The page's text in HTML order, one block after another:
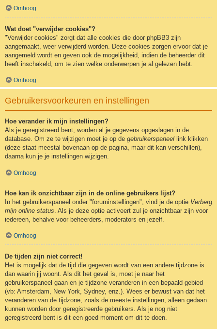
Omhoog
Wat doet "verwijder cookies"?
"Verwijder cookies" zorgt dat alle cookies die door phpBB3 zijn
aangemaakt, weer verwijderd worden. Deze cookies zorgen ervoor dat je
aangemeld wordt en geven ook de mogelijkheid, indien de beheerder dit
heeft inschakeld, om te zien welke onderwerpen je al gelezen hebt.
Omhoog
Gebruikersvoorkeuren en instellingen
Hoe verander ik mijn instellingen?
Als je geregistreerd bent, worden al je gegevens opgeslagen in de
database. Om ze te wijzigen moet je op de gebruikerspaneel link klikken
(deze staat meestal bovenaan op de pagina, maar dit kan verschillen),
daarna kun je je instellingen wijzigen.
Omhoog
Hoe kan ik onzichtbaar zijn in de online gebruikers lijst?
In het gebruikerspaneel onder "foruminstellingen", vind je de optie Verberg
mijn online status . Als je deze optie activeert zul je onzichtbaar zijn voor
iedereen, behalve voor beheerders, moderators en jezelf.
Omhoog
De tijden zijn niet correct!
Het is mogelijk dat de tijd die gegeven wordt van een andere tijdzone is
dan waarin jij woont. Als dit het geval is, moet je naar het
gebruikerspaneel gaan en je tijdzone veranderen in een bepaald gebied
(vb: Amsterdam, New York, Sydney, enz.). Wees er bewust van dat het
veranderen van de tijdzone, zoals de meeste instellingen, alleen gedaan
kunnen worden door geregistreerde gebruikers. Als je nog niet
geregistreerd bent is dit een goed moment om dit te doen.